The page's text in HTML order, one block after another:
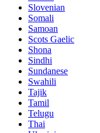
Slovenian
Somali
Samoan
Scots Gaelic
Shona
Sindhi
Sundanese
Swahili
Tajik
Tamil
Telugu
Thai